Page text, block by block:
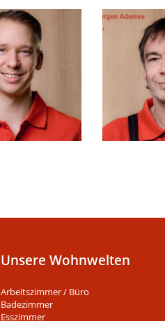
Unsere Wohnwelten
Arbeitszimmer / Büro
Badezimmer
Esszimmer